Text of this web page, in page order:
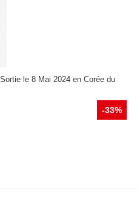
le 8 Mai 2024 en Corée du
-33%